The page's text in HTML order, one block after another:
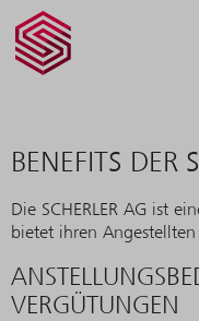
AG -
smart
BENEFITS DER
Die SCHERLER AG ist
bietet ihren
VERGÜTUNGEN